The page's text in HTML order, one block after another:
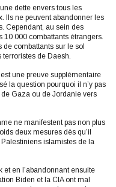
dette envers tous les
Ils ne peuvent abandonner les
Cependant, au sein des
10 000 combattants étrangers.
combattants sur le sol
terroristes de Daesh.
une preuve supplémentaire
la question pourquoi il n’y pas
Gaza ou de Jordanie vers
ne manifestent pas non plus
deux mesures dès qu’il
Palestiniens islamistes de la
et en l’abandonnant ensuite
Biden et la CIA ont mal